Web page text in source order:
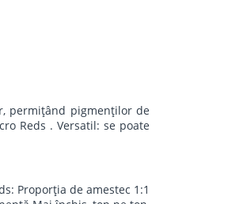
permiţând pigmenţilor de
Reds . Versatil: se poate
Proporţia de amestec 1:1